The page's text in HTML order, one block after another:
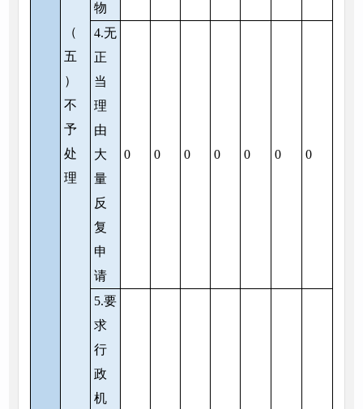
（
五
）
不
予
处
理
物
4.无
正
当
理
由
大
量
反
复
申
请
0 0 0 0 0 0 0
5.要
求
行
政
机